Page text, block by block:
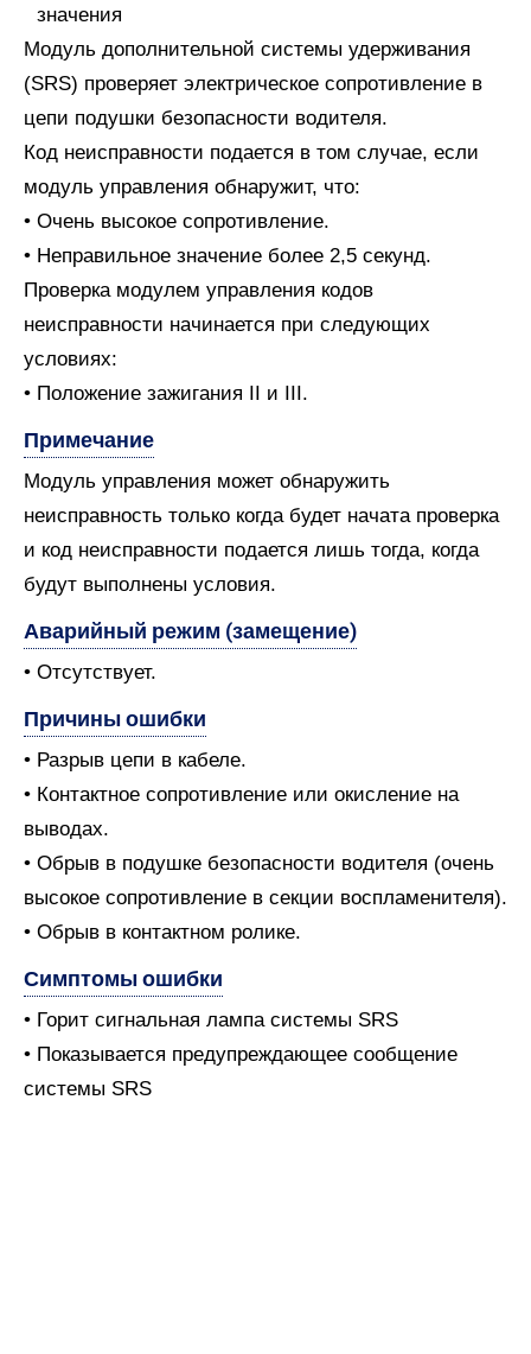
Модуль дополнительной системы удерживания
(SRS) проверяет электрическое сопротивление в
цепи подушки безопасности водителя.
Код неисправности подается в том случае, если
модуль управления обнаружит, что:
• Очень высокое сопротивление.
• Неправильное значение более 2,5 секунд.
Проверка модулем управления кодов
неисправности начинается при следующих
условиях:
• Положение зажигания II и III.
Примечание
Модуль управления может обнаружить
неисправность только когда будет начата проверка
и код неисправности подается лишь тогда, когда
будут выполнены условия.
Аварийный режим (замещение)
• Отсутствует.
Причины ошибки
• Разрыв цепи в кабеле.
• Контактное сопротивление или окисление на
выводах.
• Обрыв в подушке безопасности водителя (очень
высокое сопротивление в секции воспламенителя).
• Обрыв в контактном ролике.
Симптомы ошибки
• Горит сигнальная лампа системы SRS
• Показывается предупреждающее сообщение
системы SRS